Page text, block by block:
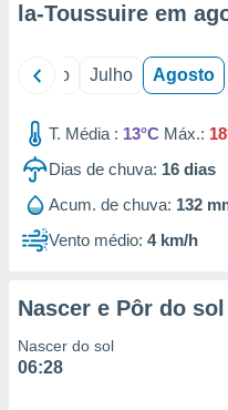
la-Toussuire em
Junho Julho Agosto
T. Média : 13°C Máx.:
Dias de chuva: 16 dias
Acum. de chuva: 132
Vento médio: 4 km/h
Nascer e Pôr do sol
Nascer do sol
06:28